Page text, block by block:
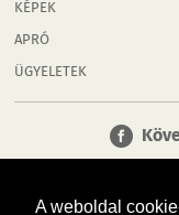
A weboldal
KÉPEK
APRÓ
ÜGYELETEK